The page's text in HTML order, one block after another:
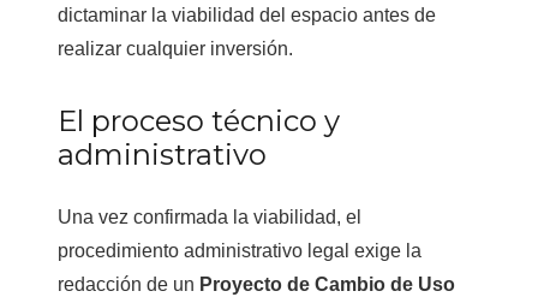
dictaminar la viabilidad del espacio antes de
realizar cualquier inversión.
El proceso técnico y
administrativo
Una vez confirmada la viabilidad, el
procedimiento administrativo legal exige la
redacción de un Proyecto de Cambio de Uso